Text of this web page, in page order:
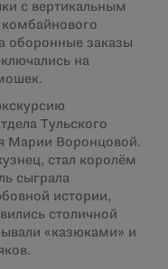
с вертикальным
комбайнового
оборонные заказы
на
Тульского
Марии Воронцовой.
стал королём
сыграла
истории,
столичной
«казюками» и